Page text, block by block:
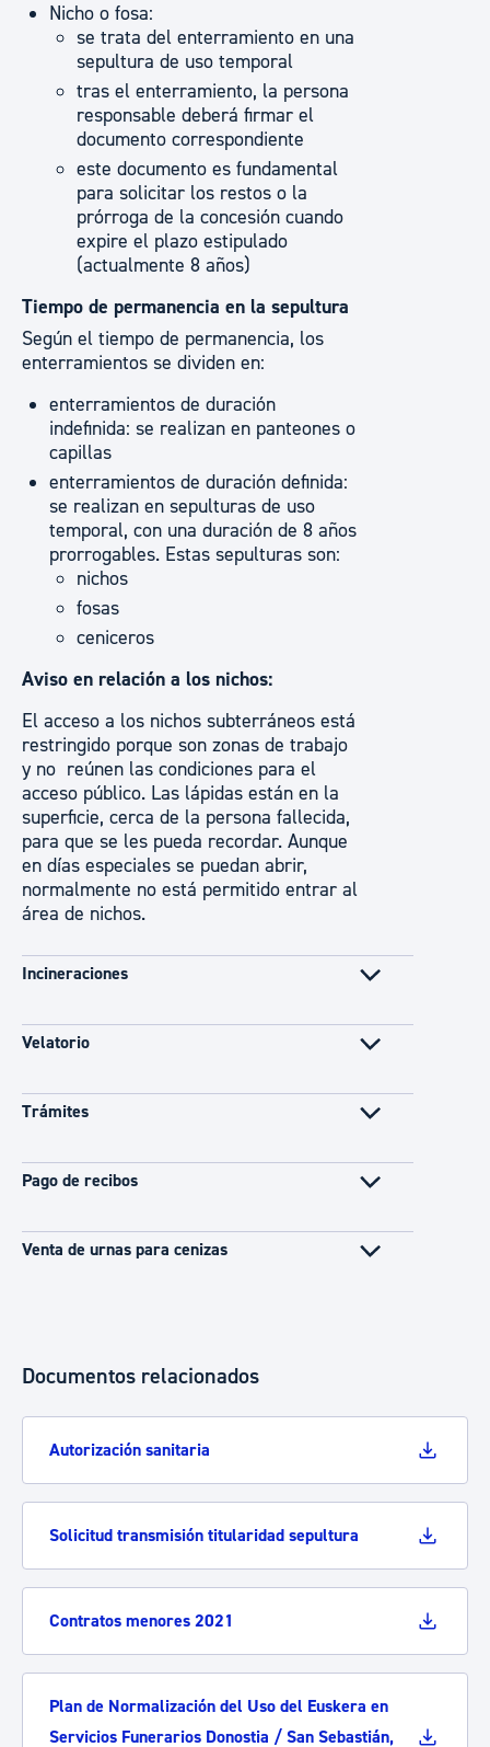
Nicho o fosa:
se trata del enterramiento en una
sepultura de uso temporal
tras el enterramiento, la persona
responsable deberá firmar el
documento correspondiente
este documento es fundamental
para solicitar los restos o la
prórroga de la concesión cuando
expire el plazo estipulado
(actualmente 8 años)
Tiempo de permanencia en la sepultura
Según el tiempo de permanencia, los
enterramientos se dividen en:
enterramientos de duración
indefinida: se realizan en panteones o
capillas
enterramientos de duración definida:
se realizan en sepulturas de uso
temporal, con una duración de 8 años
prorrogables. Estas sepulturas son:
nichos
fosas
ceniceros
Aviso en relación a los nichos:
El acceso a los nichos subterráneos está
restringido porque son zonas de trabajo
y no reúnen las condiciones para el
acceso público. Las lápidas están en la
superficie, cerca de la persona fallecida,
para que se les pueda recordar. Aunque
en días especiales se puedan abrir,
normalmente no está permitido entrar al
área de nichos.
Incineraciones
Velatorio
Trámites
Pago de recibos
Venta de urnas para cenizas
Documentos relacionados
Autorización sanitaria
Solicitud transmisión titularidad sepultura
Contratos menores 2021
Plan de Normalización del Uso del Euskera en
Servicios Funerarios Donostia / San Sebastián,